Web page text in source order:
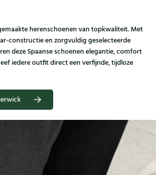
herenschoenen van topkwaliteit. Met
constructie en zorgvuldig geselecteerde
deze Spaanse schoenen elegantie, comfort
iedere outfit direct een verfijnde, tijdloze